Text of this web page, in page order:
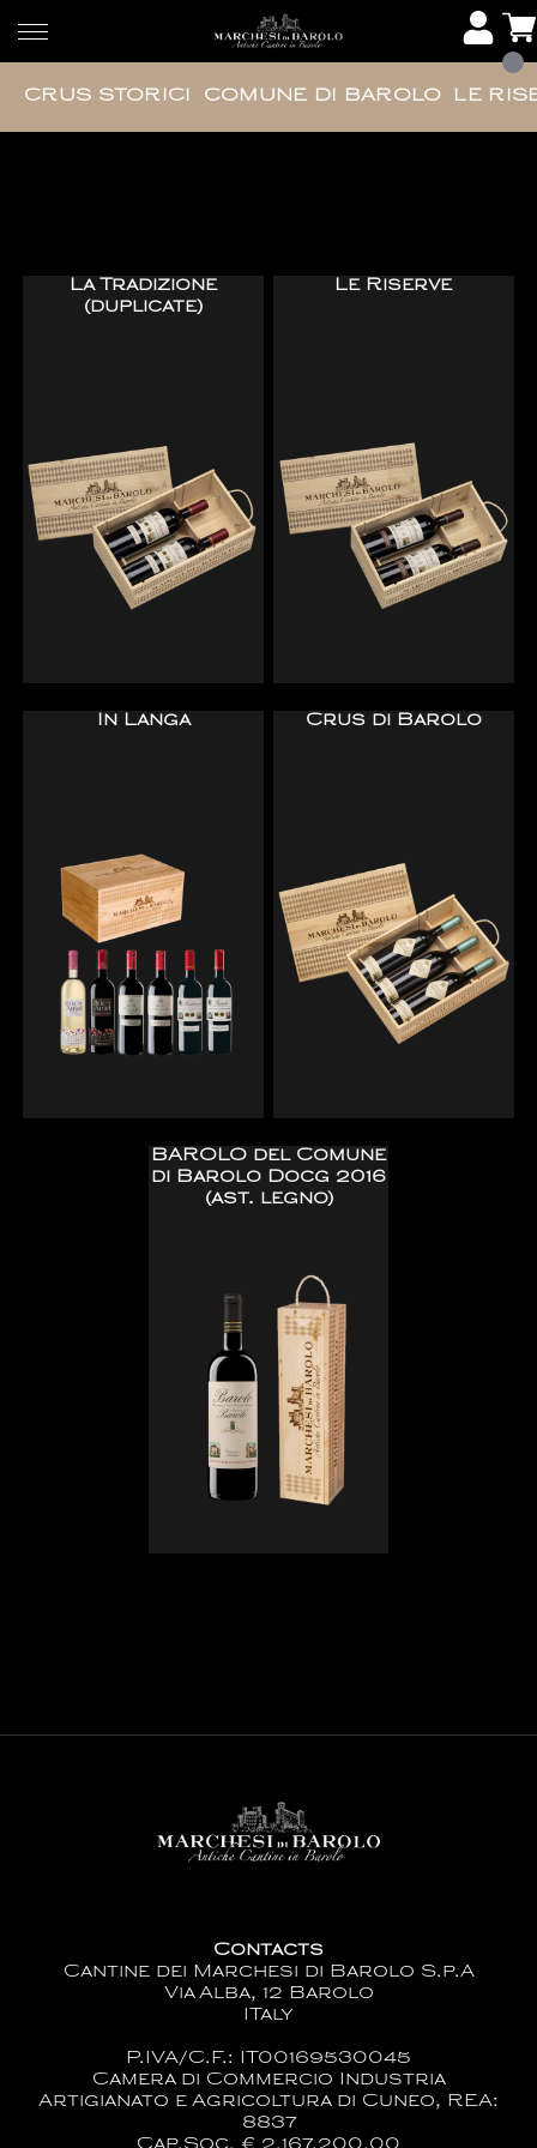
CRUS STORICI COMUNE DI BAROLO LE
La Tradizione
(duplicate)
Le Riserve
In Langa Crus di Barolo
BAROLO del Comune
di Barolo Docg 2016
(ast. legno)
Contacts
Cantine dei Marchesi di Barolo S.p.A
Via Alba, 12 Barolo
ITaly
P.IVA/C.F.: IT00169530045
Camera di Commercio Industria
Artigianato e Agricoltura di Cuneo, REA:
8837